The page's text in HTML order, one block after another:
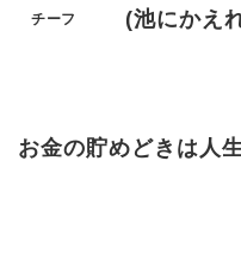
チーフ (池にかえ
お金の貯めどきは人